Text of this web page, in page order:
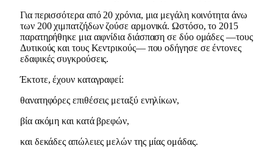
Για περισσότερα από 20 χρόνια, μια μεγάλη κοινότητα άνω
των 200 χιμπατζήδων ζούσε αρμονικά. Ωστόσο, το 2015
παρατηρήθηκε μια αιφνίδια διάσπαση σε δύο ομάδες —τους
Δυτικούς και τους Κεντρικούς— που οδήγησε σε έντονες
εδαφικές συγκρούσεις.
Έκτοτε, έχουν καταγραφεί:
θανατηφόρες επιθέσεις μεταξύ ενηλίκων,
βία ακόμη και κατά βρεφών,
και δεκάδες απώλειες μελών της μίας ομάδας.